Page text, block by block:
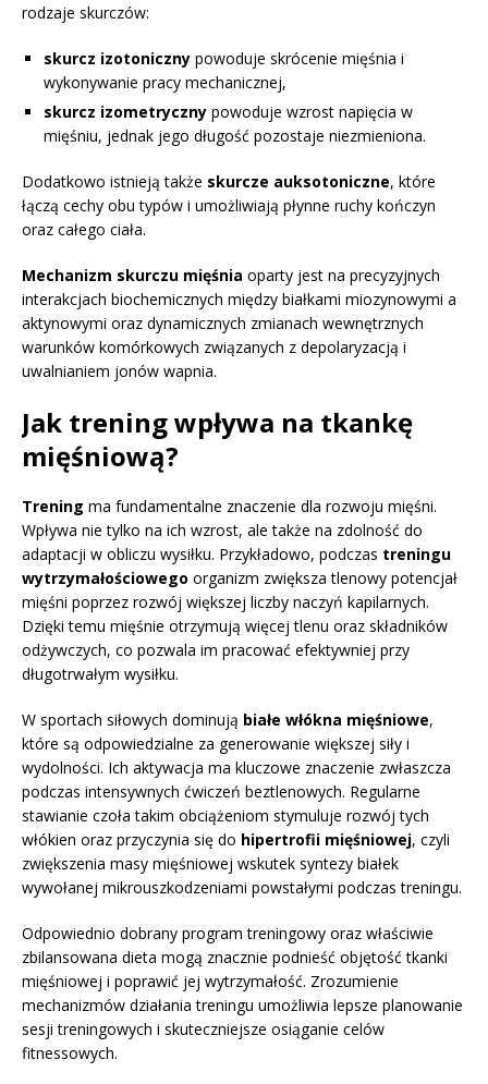
rodzaje skurczów:
skurcz izotoniczny powoduje skrócenie mięśnia i
wykonywanie pracy mechanicznej,
skurcz izometryczny powoduje wzrost napięcia w
mięśniu, jednak jego długość pozostaje niezmieniona.
Dodatkowo istnieją także skurcze auksotoniczne, które
łączą cechy obu typów i umożliwiają płynne ruchy kończyn
oraz całego ciała.
Mechanizm skurczu mięśnia oparty jest na precyzyjnych
interakcjach biochemicznych między białkami miozynowymi a
aktynowymi oraz dynamicznych zmianach wewnętrznych
warunków komórkowych związanych z depolaryzacją i
uwalnianiem jonów wapnia.
Jak trening wpływa na tkankę
mięśniową?
Trening ma fundamentalne znaczenie dla rozwoju mięśni.
Wpływa nie tylko na ich wzrost, ale także na zdolność do
adaptacji w obliczu wysiłku. Przykładowo, podczas treningu
wytrzymałościowego organizm zwiększa tlenowy potencjał
mięśni poprzez rozwój większej liczby naczyń kapilarnych.
Dzięki temu mięśnie otrzymują więcej tlenu oraz składników
odżywczych, co pozwala im pracować efektywniej przy
długotrwałym wysiłku.
W sportach siłowych dominują białe włókna mięśniowe,
które są odpowiedzialne za generowanie większej siły i
wydolności. Ich aktywacja ma kluczowe znaczenie zwłaszcza
podczas intensywnych ćwiczeń beztlenowych. Regularne
stawianie czoła takim obciążeniom stymuluje rozwój tych
włókien oraz przyczynia się do hipertrofii mięśniowej, czyli
zwiększenia masy mięśniowej wskutek syntezy białek
wywołanej mikrouszkodzeniami powstałymi podczas treningu.
Odpowiednio dobrany program treningowy oraz właściwie
zbilansowana dieta mogą znacznie podnieść objętość tkanki
mięśniowej i poprawić jej wytrzymałość. Zrozumienie
mechanizmów działania treningu umożliwia lepsze planowanie
sesji treningowych i skuteczniejsze osiąganie celów
fitnessowych.